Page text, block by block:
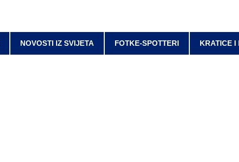
NOVOSTI IZ SVIJETA FOTKE-SPOTTERI KRATICE I